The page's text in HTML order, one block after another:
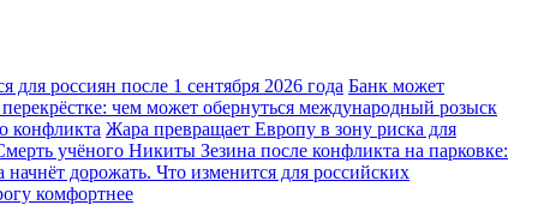
россиян после 1 сентября 2026 года Банк может
чем может обернуться международный розыск
конфликта Жара превращает Европу в зону риска для
учёного Никиты Зезина после конфликта на парковке:
дорожать. Что изменится для российских
комфортнее